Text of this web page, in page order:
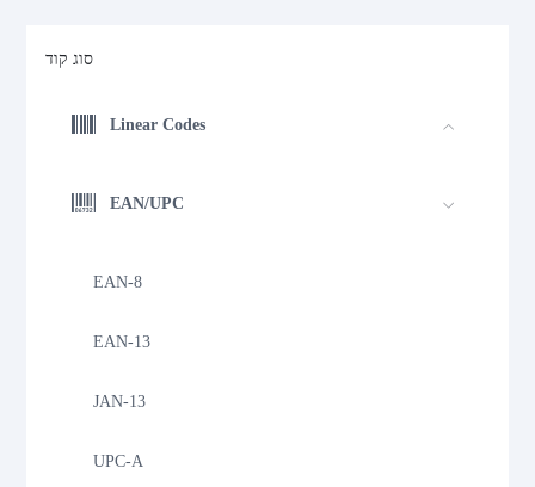
סוג קוד
Linear Codes
EAN/UPC
EAN-8
EAN-13
JAN-13
UPC-A